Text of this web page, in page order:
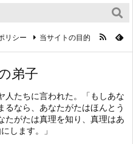
弟子
人たちに言われた。「もしあな
るなら、あなたがたはほんとう
たがたは真理を知り、真理はあ
します。」
リシー 当サイトの目的